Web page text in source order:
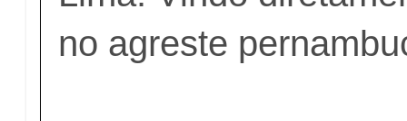
no agreste